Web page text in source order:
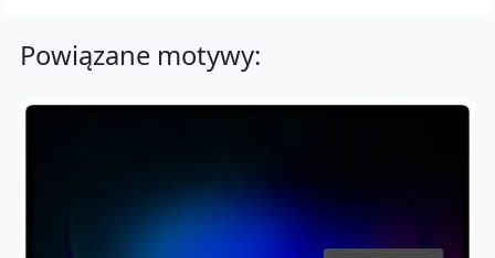
Powiązane motywy: